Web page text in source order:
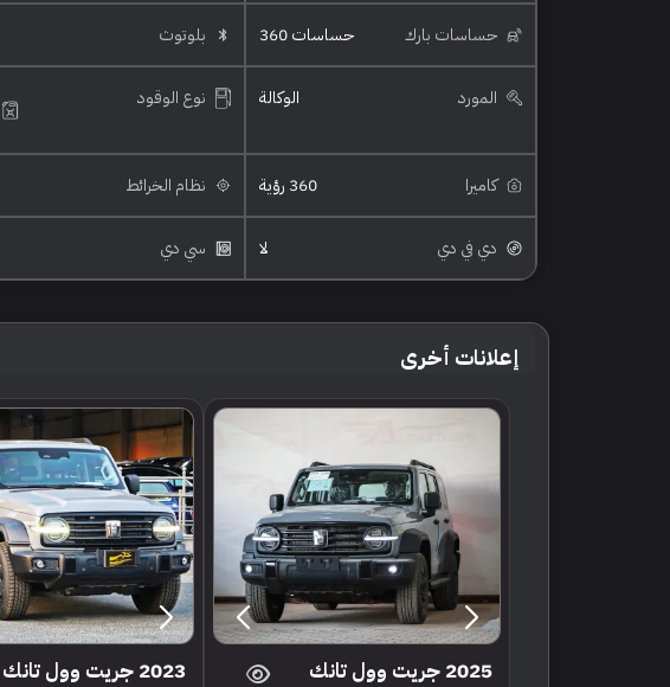
حساسات بارك حساسات 360 بلوتوث
المورد الوكالة نوع الوقود
كاميرا 360 رؤية نظام الخرائط
دي في دي لا سي دي
إعلانات أخرى
2025 جريت وول تانك 2023 جريت وول تانك